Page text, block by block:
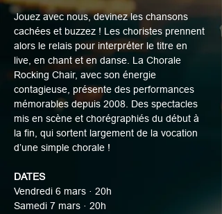
Jouez avec nous, devinez les chansons
cachées et buzzez ! Les choristes prennent
alors le relais pour interpréter le titre en
live, en chant et en danse. La Chorale
Rocking Chair, avec son énergie
contagieuse, présente des performances
mémorables depuis 2008. Des spectacles
mis en scène et chorégraphiés du début à
la fin, qui sortent largement de la vocation
d’une simple chorale !
DATES
Vendredi 6 mars · 20h
Samedi 7 mars · 20h